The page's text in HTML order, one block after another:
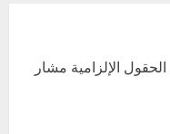
الحقول الإلزامية مشار